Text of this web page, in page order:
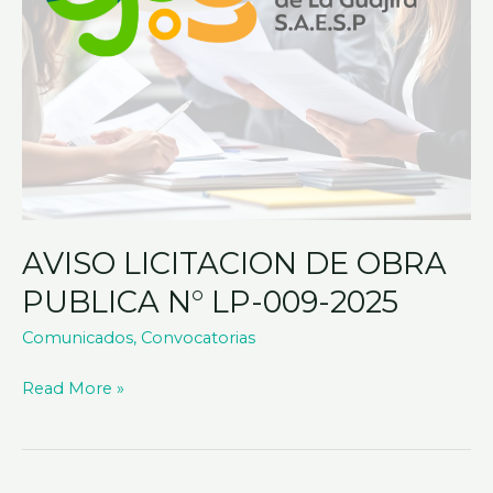
AVISO LICITACION DE OBRA
PUBLICA N° LP-009-2025
Comunicados, Convocatorias
2025
Read More »